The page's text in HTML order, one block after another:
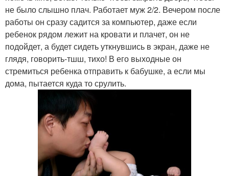
не было слышно плач. Работает муж 2/2. Вечером после
работы он сразу садится за компьютер, даже если
ребенок рядом лежит на кровати и плачет, он не
подойдет, а будет сидеть уткнувшись в экран, даже не
глядя, говорить-тшш, тихо! В его выходные он
стремиться ребенка отправить к бабушке, а если мы
дома, пытается куда то срулить.